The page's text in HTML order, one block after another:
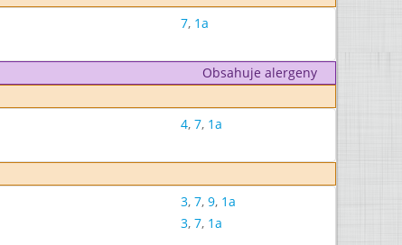
7, 1a
Obsahuje alergeny
4, 7, 1a
3, 7, 9, 1a
3, 7, 1a